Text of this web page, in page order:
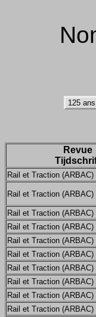
Revue
Rail et Traction (ARBAC)
Rail et Traction (ARBAC)
Rail et Traction (ARBAC)
Rail et Traction (ARBAC)
Rail et Traction (ARBAC)
Rail et Traction (ARBAC)
Rail et Traction (ARBAC)
Rail et Traction (ARBAC)
Rail et Traction (ARBAC)
Rail et Traction (ARBAC)